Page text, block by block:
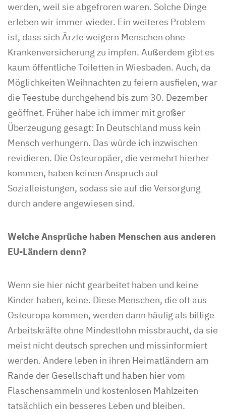
werden, weil sie abgefroren waren. Solche Dinge
erleben wir immer wieder. Ein weiteres Problem
ist, dass sich Ärzte weigern Menschen ohne
Krankenversicherung zu impfen. Außerdem gibt es
kaum öffentliche Toiletten in Wiesbaden. Auch, da
Möglichkeiten Weihnachten zu feiern ausfielen, war
die Teestube durchgehend bis zum 30. Dezember
geöffnet. Früher habe ich immer mit großer
Überzeugung gesagt: In Deutschland muss kein
Mensch verhungern. Das würde ich inzwischen
revidieren. Die Osteuropäer, die vermehrt hierher
kommen, haben keinen Anspruch auf
Sozialleistungen, sodass sie auf die Versorgung
durch andere angewiesen sind.
Welche Ansprüche haben Menschen aus anderen
EU-Ländern denn?
Wenn sie hier nicht gearbeitet haben und keine
Kinder haben, keine. Diese Menschen, die oft aus
Osteuropa kommen, werden dann häufig als billige
Arbeitskräfte ohne Mindestlohn missbraucht, da sie
meist nicht deutsch sprechen und missinformiert
werden. Andere leben in ihren Heimatländern am
Rande der Gesellschaft und haben hier vom
Flaschensammeln und kostenlosen Mahlzeiten
tatsächlich ein besseres Leben und bleiben.